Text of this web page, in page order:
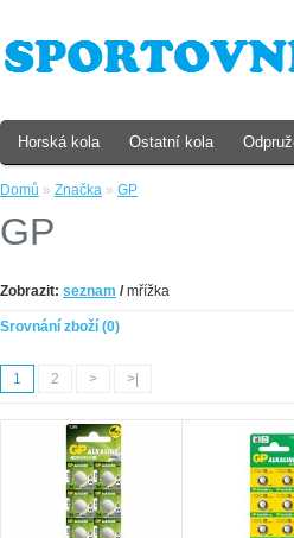
Domů » Značka » GP
GP
Zobrazit: seznam /mřížka
Srovnání zboží (0)
1 2 > >|
Horská kola Ostatní kola